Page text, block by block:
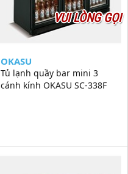
VUI LÒNG GỌI
OKASU
Tủ lạnh quầy bar mini 3
cánh kính OKASU SC-338F